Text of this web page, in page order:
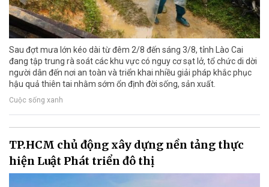
Sau đợt mưa lớn kéo dài từ đêm 2/8 đến sáng 3/8, tỉnh Lào Cai
đang tập trung rà soát các khu vực có nguy cơ sạt lở, tổ chức di dời
người dân đến nơi an toàn và triển khai nhiều giải pháp khắc phục
hậu quả thiên tai nhằm sớm ổn định đời sống, sản xuất.
Cuộc sống xanh
TP.HCM chủ động xây dựng nền tảng thực
hiện Luật Phát triển đô thị